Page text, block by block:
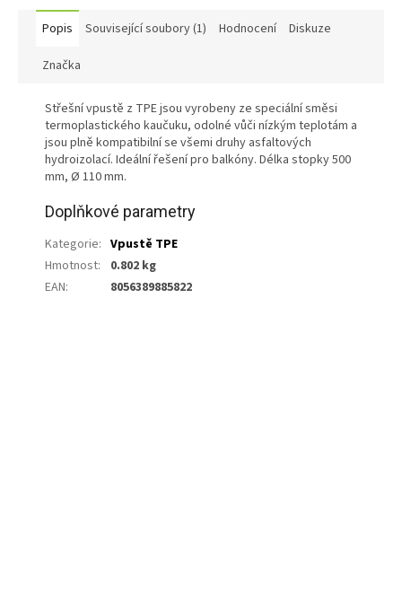
Popis Související soubory (1) Hodnocení Diskuze
Značka
Střešní vpustě z TPE jsou vyrobeny ze speciální směsi
termoplastického kaučuku, odolné vůči nízkým teplotám a
jsou plně kompatibilní se všemi druhy asfaltových
hydroizolací. Ideální řešení pro balkóny. Délka stopky 500
mm, Ø 110 mm.
Doplňkové parametry
Kategorie: Vpustě TPE
Hmotnost:
0.802 kg
EAN: 8056389885822